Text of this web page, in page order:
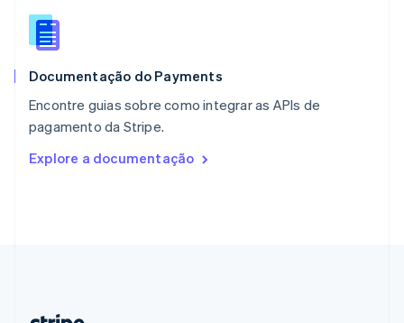
Documentação do Payments
Encontre guias sobre como integrar as APIs de
pagamento da Stripe.
Explore a documentação
Português
RAE de Hong Kong, China
Reino Unido
República Tcheca
English
English